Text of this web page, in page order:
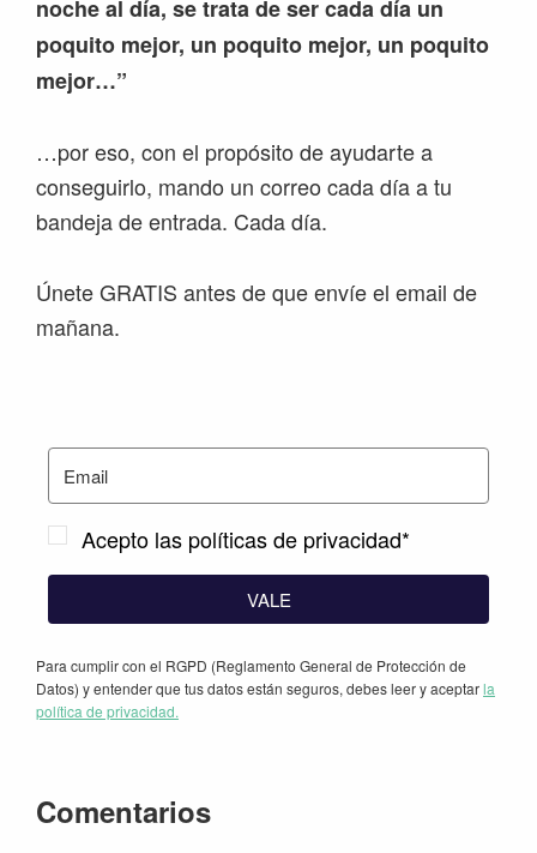
noche al día, se trata de ser cada día un
poquito mejor, un poquito mejor, un poquito
mejor…”
…por eso, con el propósito de ayudarte a
conseguirlo, mando un correo cada día a tu
bandeja de entrada. Cada día.
Únete GRATIS antes de que envíe el email de
mañana.
Acepto las políticas de privacidad*
VALE
Para cumplir con el RGPD (Reglamento General de Protección de
Datos) y entender que tus datos están seguros, debes leer y aceptarla
política de privacidad.
Interacciones
Comentarios